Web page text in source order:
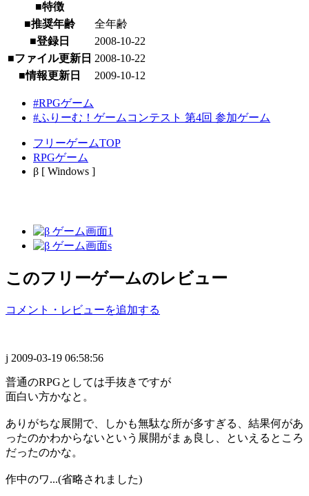
■特徴
■推奨年齢
全年齢
■登録日
2008-10-22
■ファイル更新日 2008-10-22
■情報更新日
2009-10-12
#RPGゲーム
#ふりーむ！ゲームコンテスト 第4回 参加ゲーム
フリーゲームTOP
RPGゲーム
β [ Windows ]
このフリーゲームのレビュー
コメント・レビューを追加する
j 2009-03-19 06:58:56
普通のRPGとしては手抜きですが
面白い方かなと。
ありがちな展開で、しかも無駄な所が多すぎる、結果何があ
ったのかわからないという展開がまぁ良し、といえるところ
だったのかな。
作中のワ...(省略されました)